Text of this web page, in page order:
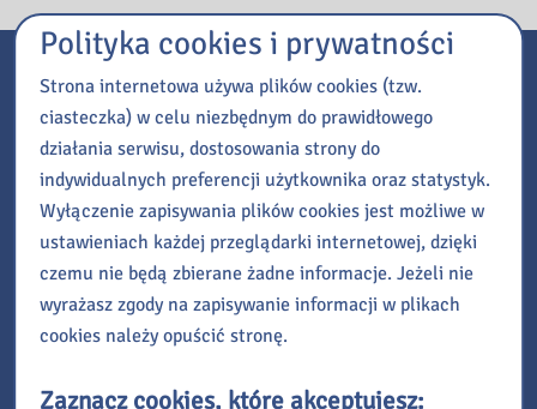
Koniec wydarzenia:
21 października 2025, 15:00
Organizator:Biblioteka Pedagogiczna w Radomiu
Prowadzący:
B. Cicha
Kontakt
Tel:48 345 95 50
E-mail:informacja@bp.radom.pl
Polityka cookies i prywatności
Strona internetowa używa plików cookies (tzw.
ciasteczka) w celu niezbędnym do prawidłowego
działania serwisu, dostosowania strony do
indywidualnych preferencji użytkownika oraz statystyk.
Wyłączenie zapisywania plików cookies jest możliwe w
ustawieniach każdej przeglądarki internetowej, dzięki
czemu nie będą zbierane żadne informacje. Jeżeli nie
wyrażasz zgody na zapisywanie informacji w plikach
cookies należy opuścić stronę.
Zaznacz cookies, które akceptujesz: